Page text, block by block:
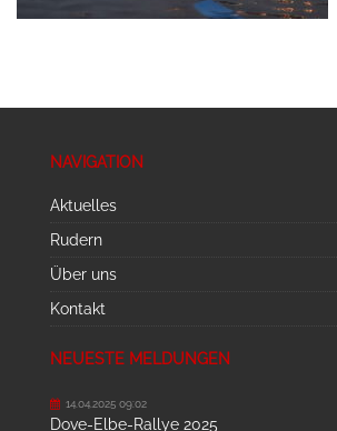
NAVIGATION
Aktuelles
Rudern
Über uns
Kontakt
NEUESTE MELDUNGEN
14.04.2025 09:02
Dove-Elbe-Rallye 2025